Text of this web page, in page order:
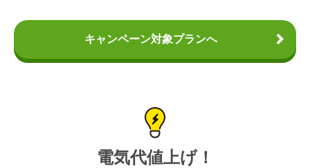
キャンペーン対象プランへ
電気代値上げ！